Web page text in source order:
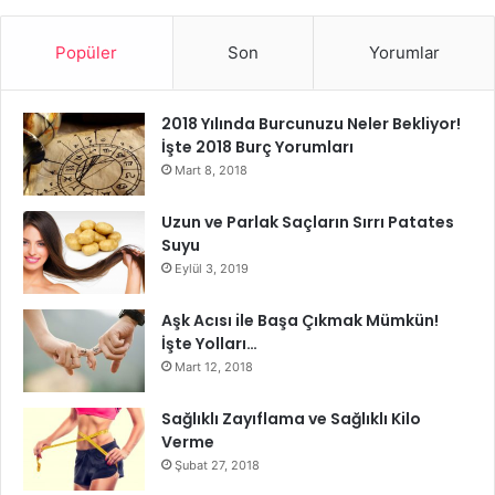
bırakın sevmeye devam etsin. Onda sevdiğiniz özellikleri
sonradan değiştirmeye çalışmanız ilişkinize zamanla zarar
vermeye başlayacaktır.
Onu Hayatının Merkezi Yapmak
Popüler Son Yorumlar
2018 Yılında Burcunuzu Neler Bekliyor!
İşte 2018 Burç Yorumları
Mart 8, 2018
Uzun ve Parlak Saçların Sırrı Patates
Suyu
Eylül 3, 2019
Aşk Acısı ile Başa Çıkmak Mümkün!
İşte Yolları…
Mart 12, 2018
Sağlıklı Zayıflama ve Sağlıklı Kilo
Verme
Şubat 27, 2018